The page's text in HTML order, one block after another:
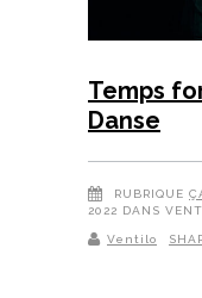
Temps
Danse
RUBRIQUE
2022 DANS
Ventilo